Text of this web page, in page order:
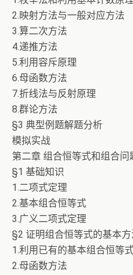
2.映射方法与一般对应方法
3.算二次方法
4.递推方法
5.利用容斥原理
6.母函数方法
7.折线法与反射原理
8.群论方法
§3 典型例题解题分析
模拟实战
第二章 组合恒等式和组合问
§1 基础知识
1.二项式定理
2.基本组合恒等式
3.广义二项式定理
§2 证明组合恒等式的基本方
1.利用已有的基本组合恒等
2.母函数方法